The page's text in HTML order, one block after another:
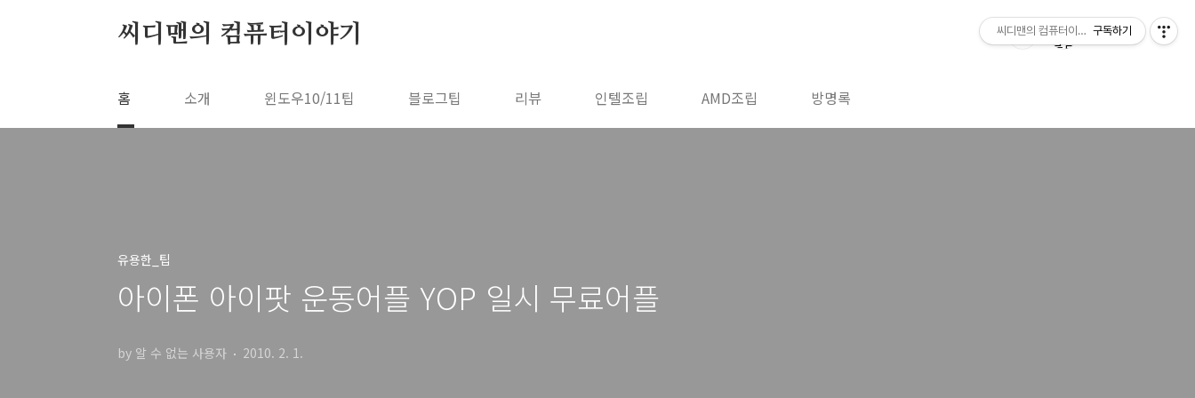
씨디맨의 컴퓨터이야기
홈 소개 윈도우10/11팁 블로그팁 리뷰 인텔조립 AMD조립 방명록
유용한_팁
아이폰 아이팟 운동어플 YOP 일시 무료어플
by 알 수 없는 사용자 2010. 2. 1.
씨디맨의 컴퓨터이야기구독하기